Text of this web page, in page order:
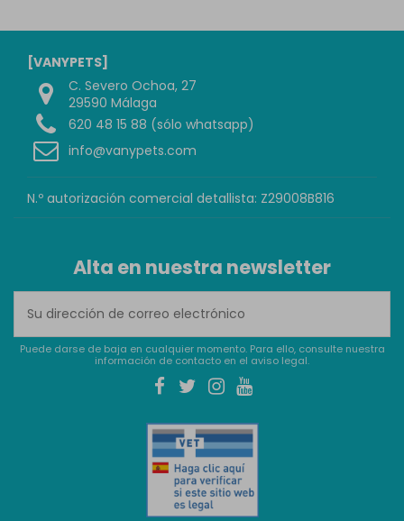
[VANYPETS]
C. Severo Ochoa, 27
29590 Málaga
620 48 15 88 (sólo whatsapp)
info@vanypets.com
N.º autorización comercial detallista: Z29008B816
Alta en nuestra newsletter
Puede darse de baja en cualquier momento. Para ello, consulte nuestra
información de contacto en el aviso legal.